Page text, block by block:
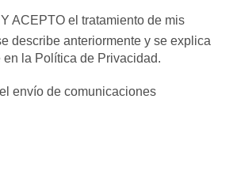
ACEPTO el tratamiento de mis
describe anteriormente y se explica
la Política de Privacidad.
envío de comunicaciones